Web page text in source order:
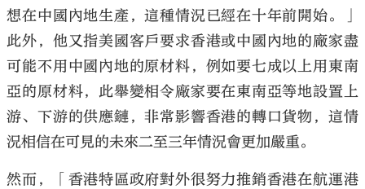
想在中國內地生產，這種情況已經在十年前開始。」
此外，他又指美國客戶要求香港或中國內地的廠家盡
可能不用中國內地的原材料，例如要七成以上用東南
亞的原材料，此舉變相令廠家要在東南亞等地設置上
游、下游的供應鏈，非常影響香港的轉口貨物，這情
況相信在可見的未來二至三年情況會更加嚴重。
然而，「香港特區政府對外很努力推銷香港在航運港